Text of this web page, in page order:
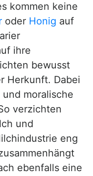
kommen keine
oder Honig auf
ihre
bewusst
Herkunft. Dabei
moralische
verzichten
und
eng
ebenfalls eine